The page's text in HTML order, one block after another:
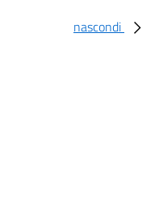
nascondi